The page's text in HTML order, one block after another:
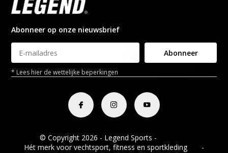
Abonneer op onze nieuwsbrief
Abonneer
* Lees hier de wettelijke beperkingen
© Copyright 2026 - Legend Sports -
Hét merk voor vechtsport, fitness en sportkleding
-